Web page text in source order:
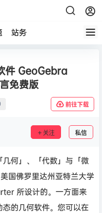
站务
件 GeoGebra
免费版
前往下载
关注 私信
何」、「代数」与「微
国佛罗里达州亚特兰大学
所设计的。一方面来
的几何软件。您可以在